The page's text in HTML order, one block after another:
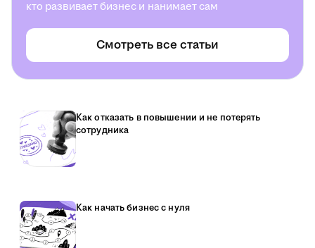
кто развивает бизнес и нанимает сам
Смотреть все статьи
Как отказать в повышении и не потерять
сотрудника
Как начать бизнес с нуля